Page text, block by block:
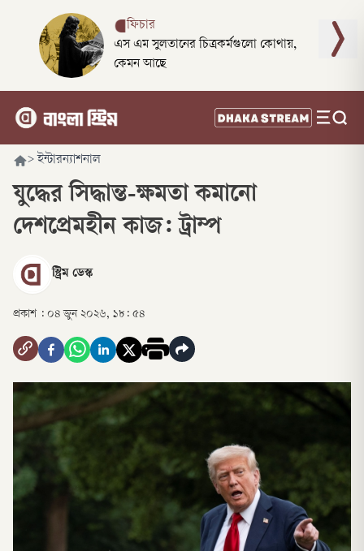
ফিচার
এস এম সুলতানের চিত্রকর্মগুলো কোথায়,
কেমন আছে
> ইন্টারন্যাশনাল
যুদ্ধের সিদ্ধান্ত-ক্ষমতা কমানো
দেশপ্রেমহীন কাজ: ট্রাম্প
স্ট্রিম ডেস্ক
প্রকাশ : ০৪ জুন ২০২৬, ১৮: ৫৪